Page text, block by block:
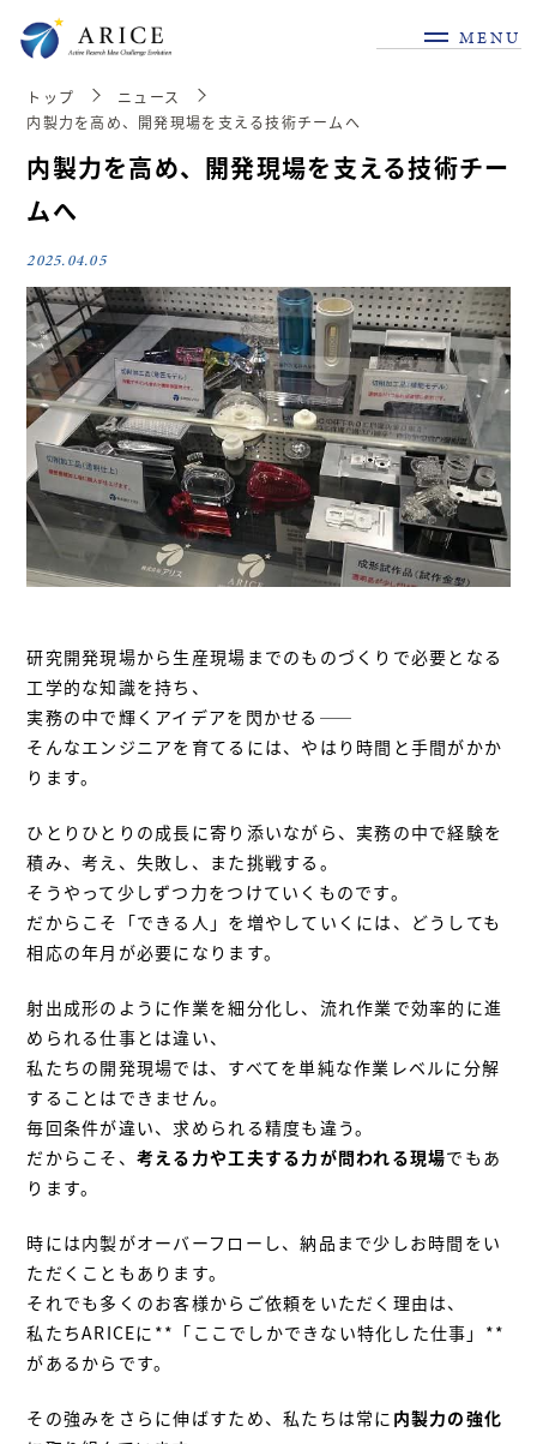
MENU
トップ
ニュース
内製力を高め、開発現場を支える技術チームへ
内製力を高め、開発現場を支える技術チー
ムへ
2025.04.05
研究開発現場から生産現場までのものづくりで必要となる
工学的な知識を持ち、
実務の中で輝くアイデアを閃かせる——
そんなエンジニアを育てるには、やはり時間と手間がかか
ります。
ひとりひとりの成長に寄り添いながら、実務の中で経験を
積み、考え、失敗し、また挑戦する。
そうやって少しずつ力をつけていくものです。
だからこそ「できる人」を増やしていくには、どうしても
相応の年月が必要になります。
射出成形のように作業を細分化し、流れ作業で効率的に進
められる仕事とは違い、
私たちの開発現場では、すべてを単純な作業レベルに分解
することはできません。
毎回条件が違い、求められる精度も違う。
だからこそ、 考える力や工夫する力が問われる現場でもあ
ります。
時には内製がオーバーフローし、納品まで少しお時間をい
ただくこともあります。
それでも多くのお客様からご依頼をいただく理由は、
私たちARICEに**「ここでしかできない特化した仕事」**
があるからです。
その強みをさらに伸ばすため、私たちは常に 内製力の強化